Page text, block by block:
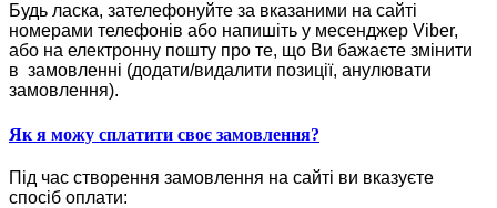
Будь ласка, зателефонуйте за вказаними на сайті
номерами телефонів або напишіть у месенджер Viber,
або на електронну пошту про те, що Ви бажаєте змінити
в замовленні (додати/видалити позиції, анулювати
замовлення).
Як я можу сплатити своє замовлення?
Під час створення замовлення на сайті ви вказуєте
спосіб оплати: